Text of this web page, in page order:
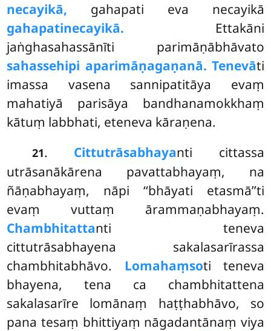
necayikā, gahapati eva necayikā
gahapatinecayikā. Ettakāni
jaṅghasahassānīti parimāṇābhāvato
sahassehipi aparimāṇagaṇanā. Tenevāti
imassa vasena sannipatitāya evaṃ
mahatiyā parisāya bandhanamokkhaṃ
kātuṃ labbhati, eteneva kāraṇena.
21. Cittutrāsabhayanti cittassa
utrāsanākārena pavattabhayaṃ, na
ñāṇabhayaṃ, nāpi ‘‘bhāyati etasmā’’ti
evaṃ vuttaṃ ārammaṇabhayaṃ.
Chambhitattanti teneva
cittutrāsabhayena sakalasarīrassa
chambhitabhāvo. Lomahaṃsoti teneva
bhayena, tena ca chambhitattena
sakalasarīre lomānaṃ haṭṭhabhāvo, so
pana tesaṃ bhittiyaṃ nāgadantānaṃ viya